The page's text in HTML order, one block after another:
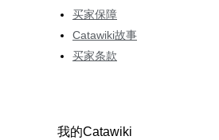
买家保障
Catawiki故事
买家条款
我的Catawiki